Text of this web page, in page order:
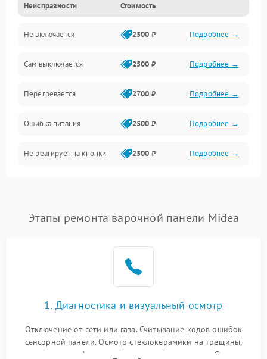
Неисправности Стоимость
Не включается 2500 ₽ Подробнее →
Сам выключается 2500 ₽ Подробнее →
Перегревается 2700 ₽ Подробнее →
Ошибка питания 2500 ₽ Подробнее →
Не реагирует на кнопки 2500 ₽ Подробнее →
Этапы ремонта варочной панели Midea
1. Диагностика и визуальный осмотр
Отключение от сети или газа. Считывание кодов ошибок
сенсорной панели. Осмотр стеклокерамики на трещины,
проверка конфорок на равномерность нагрева. Опрос